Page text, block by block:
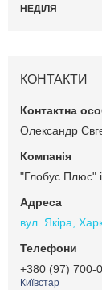
НЕДІЛЯ
КОНТАКТИ
Олександр
"Глобус Плюс"
вул. Якіра,
+380 (97) 700-
Київстар